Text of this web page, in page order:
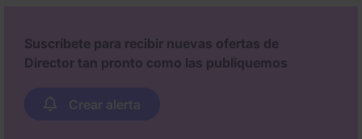
Suscríbete para recibir nuevas ofertas de
Director tan pronto como las publiquemos
Crear alerta